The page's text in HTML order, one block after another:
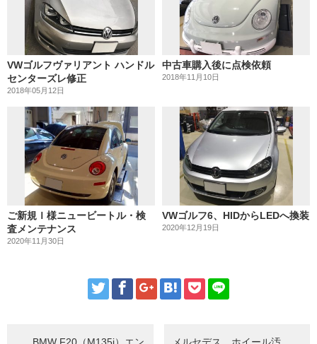
VWゴルフヴァリアント ハンドル
センターズレ修正
2018年05月12日
中古車購入後に点検依頼
2018年11月10日
ご新規Ｉ様ニュービートル・検
査メンテナンス
2020年11月30日
VWゴルフ6、HIDからLEDへ換装
2020年12月19日
BMW F20（M135i）エン メルセデス、ホイール汚